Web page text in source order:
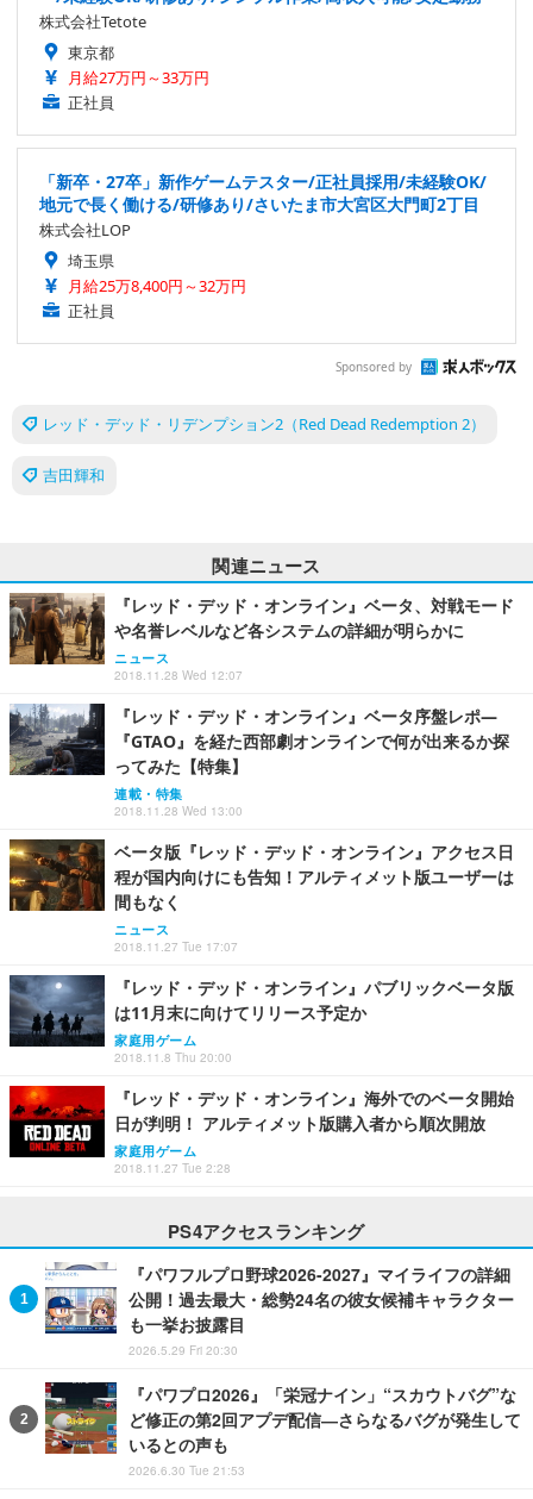
株式会社Tetote
東京都
月給27万円～33万円
正社員
「新卒・27卒」新作ゲームテスター/正社員採用/未経験OK/
地元で長く働ける/研修あり/さいたま市大宮区大門町2丁目
株式会社LOP
埼玉県
月給25万8,400円～32万円
正社員
Sponsored by
レッド・デッド・リデンプション2（Red Dead Redemption 2）
吉田輝和
関連ニュース
『レッド・デッド・オンライン』ベータ、対戦モード
や名誉レベルなど各システムの詳細が明らかに
ニュース
2018.11.28 Wed 12:07
『レッド・デッド・オンライン』ベータ序盤レポ―
『GTAO』を経た西部劇オンラインで何が出来るか探
ってみた【特集】
連載・特集
2018.11.28 Wed 13:00
ベータ版『レッド・デッド・オンライン』アクセス日
程が国内向けにも告知！アルティメット版ユーザーは
間もなく
ニュース
2018.11.27 Tue 17:07
『レッド・デッド・オンライン』パブリックベータ版
は11月末に向けてリリース予定か
家庭用ゲーム
2018.11.8 Thu 20:00
『レッド・デッド・オンライン』海外でのベータ開始
日が判明！ アルティメット版購入者から順次開放
家庭用ゲーム
2018.11.27 Tue 2:28
PS4アクセスランキング
『パワフルプロ野球2026-2027』マイライフの詳細
公開！過去最大・総勢24名の彼女候補キャラクター
も一挙お披露目
2026.5.29 Fri 20:30
『パワプロ2026』「栄冠ナイン」“スカウトバグ”な
ど修正の第2回アプデ配信―さらなるバグが発生して
いるとの声も
2026.6.30 Tue 21:53